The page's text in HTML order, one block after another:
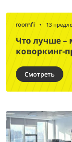
• 13
Что лучше –
коворкинг-
Смотреть